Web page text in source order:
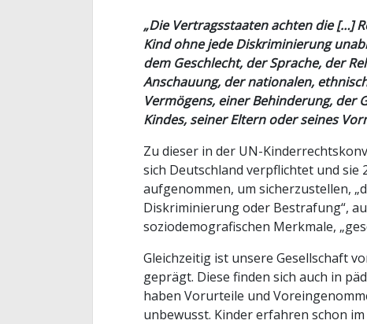
„Die Vertragsstaaten achten die […]
Kind ohne jede Diskriminierung
dem Geschlecht, der Sprache, der
Anschauung, der nationalen,
Vermögens, einer Behinderung, der
Kindes, seiner Eltern oder seines
Zu dieser in der UN-
sich Deutschland verpflichtet und sie
aufgenommen, um sicherzustellen,
Diskriminierung oder Bestrafung“,
soziodemografischen Merkmale,
Gleichzeitig ist unsere Gesellschaft
geprägt. Diese finden sich auch in
haben Vorurteile und
unbewusst. Kinder erfahren schon